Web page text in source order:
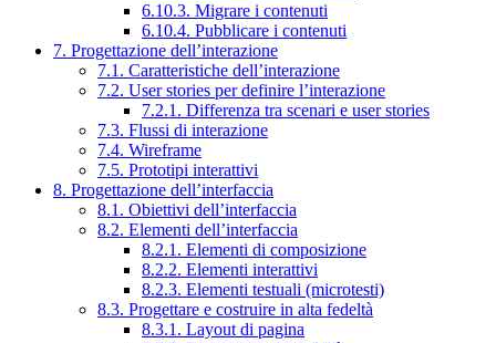
6.10.3. Migrare i contenuti
6.10.4. Pubblicare i contenuti
7. Progettazione dell’interazione
7.1. Caratteristiche dell’interazione
7.2. User stories per definire l’interazione
7.2.1. Differenza tra scenari e user stories
7.3. Flussi di interazione
7.4. Wireframe
7.5. Prototipi interattivi
8. Progettazione dell’interfaccia
8.1. Obiettivi dell’interfaccia
8.2. Elementi dell’interfaccia
8.2.1. Elementi di composizione
8.2.2. Elementi interattivi
8.2.3. Elementi testuali (microtesti)
8.3. Progettare e costruire in alta fedeltà
8.3.1. Layout di pagina